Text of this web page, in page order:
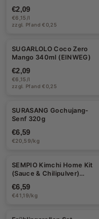
€2,09
€6,15/l
zzgl. Pfand €0,25
SUGARLOLO Coco Zero
Mango 340ml (EINWEG)
€2,09
€6,15/l
zzgl. Pfand €0,25
SURASANG Gochujang-
Senf 320g
€6,59
€20,59/kg
SEMPIO Kimchi Home Kit
(Sauce & Chilipulver)
€6,59
€41,19/kg